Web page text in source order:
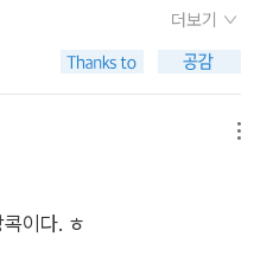
요즘은 잘 안 읽힐 듯. ++
아니지 않은가. 소심하지만
불과하다. 제임스 설터의 말
받기 위해, 칭찬받기 위해, 널
것이 더 진실할' 것이다.' (1
다들 용감하게 솔직하다.+
로노스 속을 살아가는 존재
나 아름답다. 먼저 읽은 이
이었다.영 읽을 맛이 나지 않
이 빠지는 구성력을 보면 작
체 누구하나에게 정을 주기는
범한 사람들이건만, 모든 인
고 현실감이 높았다. 코로
수상 소식을 들었다는 쫓기
, 지방대라서 그렇다는 논리
는 명문대일수록 강사들 처
지 종류가 있어서 그 종류
도 다 차별이고 그냥 사람이
에 안 든다. 그냥 저렴한 고
임밸류 때문에 자신의 이력서
더보기
이다. ㅎ